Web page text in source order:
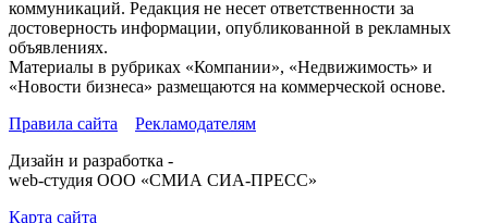
коммуникаций. Редакция не несет ответственности за
достоверность информации, опубликованной в рекламных
объявлениях.
Материалы в рубриках «Компании», «Недвижимость» и
«Новости бизнеса» размещаются на коммерческой основе.
Правила сайта
Рекламодателям
Дизайн и разработка -
web-студия ООО «СМИА СИА-ПРЕСС»
Карта сайта